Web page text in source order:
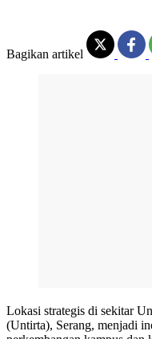
Bagikan artikel
Lokasi strategis di sekitar
(Untirta), Serang, menjadi